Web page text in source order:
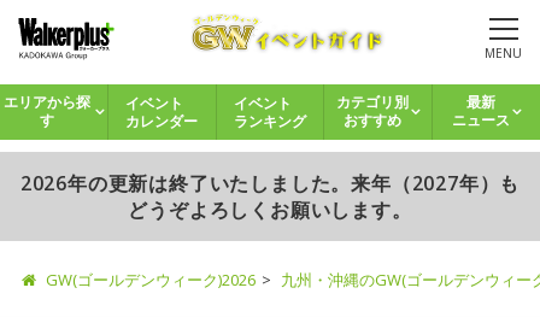
MENU
エリアから探
す
イベント
カレンダー
イベント
ランキング
カテゴリ別
おすすめ
最新
ニュース
2026年の更新は終了いたしました。来年（2027年）も
どうぞよろしくお願いします。
GW(ゴールデンウィーク)2026 九州・沖縄のGW(ゴールデンウィ